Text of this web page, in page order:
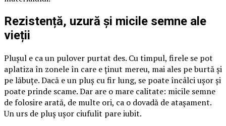
Rezistență, uzură și micile semne ale
vieții
Plușul e ca un pulover purtat des. Cu timpul, firele se pot
aplatiza în zonele în care e ținut mereu, mai ales pe burtă și
pe lăbuțe. Dacă e un pluș cu fir lung, se poate încâlci ușor și
poate prinde scame. Dar are o mare calitate: micile semne
de folosire arată, de multe ori, ca o dovadă de atașament.
Un urs de pluș ușor ciufulit pare iubit.